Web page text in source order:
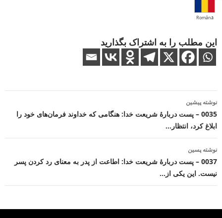
Română
این مطلب را به اشتراک بگذارید
ناوبری
نوشته
نوشته پیشین
0035 – پست دربارهٔ شریعت خدا: هنگامی که خداوند فرمان‌های خود را
ابلاغ کرد، انتظار…
نوشته پسین
0037 – پست دربارهٔ شریعت خدا: اطاعت از پدر به معنای رد کردن پسر
نیست. این یکی از…